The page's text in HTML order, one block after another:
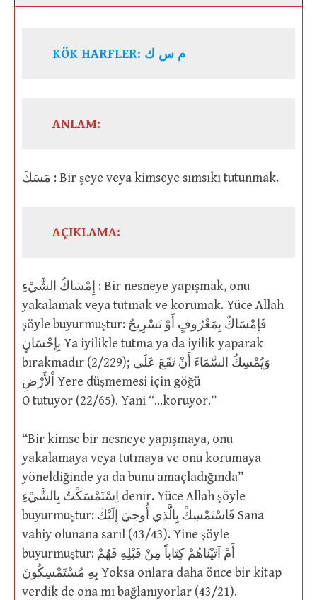
KÖK HARFLER: م س ك
ANLAM:
مَسَكَ : Bir şeye veya kimseye sımsıkı tutunmak.
AÇIKLAMA:
إِمْسَاكُ الشَّيْءِ : Bir nesneye yapışmak, onu
yakalamak veya tutmak ve korumak. Yüce Allah
şöyle buyurmuştur: فَإِمْسَاكٌ بِمَعْرُوفٍ أَوْ تَسْرِيحٌ
بِإِحْسَانٍ Ya iyilikle tutma ya da iyilik yaparak
bırakmadır (2/229); وَيُمْسِكُ السَّمَاءَ أَنْ تَقَعَ عَلَى
اْلأَرْضِ Yere düşmemesi için göğü
O tutuyor (22/65). Yani “…koruyor.”
“Bir kimse bir nesneye yapışmaya, onu
yakalamaya veya tutmaya ve onu korumaya
yöneldiğinde ya da bunu amaçladığında”
اِسْتَمْسَكْتُ بِالشَّيْءِ denir. Yüce Allah şöyle
buyurmuştur: فَاسْتَمْسِكْ بِالَّذِي أُوحِيَ إِلَيْكَ Sana
vahiy olunana sarıl (43/43). Yine şöyle
buyurmuştur: أَمْ آتَيْنَاهُمْ كِتَاباً مِنْ قَبْلِهِ فَهُمْ
بِهِ مُسْتَمْسِكُونَ Yoksa onlara daha önce bir kitap
verdik de ona mı bağlanıyorlar (43/21).